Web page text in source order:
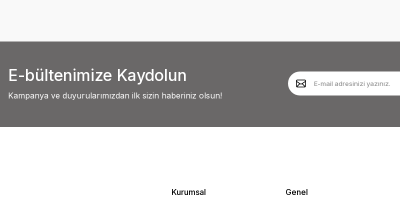
E-bültenimize Kaydolun
Kampanya ve duyurularımızdan ilk sizin haberiniz olsun!
Kurumsal Genel